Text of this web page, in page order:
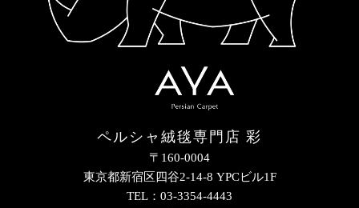
ペルシャ絨毯専門店 彩
〒160-0004
東京都新宿区四谷2-14-8 YPCビル1F
TEL：03-3354-4443